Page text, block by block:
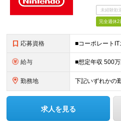
未経験歓
完全週休2
応募資格
給与
勤務地
求人を見る